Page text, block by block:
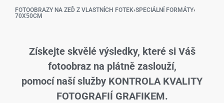
FOTOOBRAZY NA ZEĎ Z VLASTNÍCH FOTEK›SPECIÁLNÍ FORMÁTY›
70X50CM
Získejte skvělé výsledky, které si Váš
fotoobraz na plátně zaslouží,
pomocí naší služby KONTROLA KVALITY
FOTOGRAFIÍ GRAFIKEM.